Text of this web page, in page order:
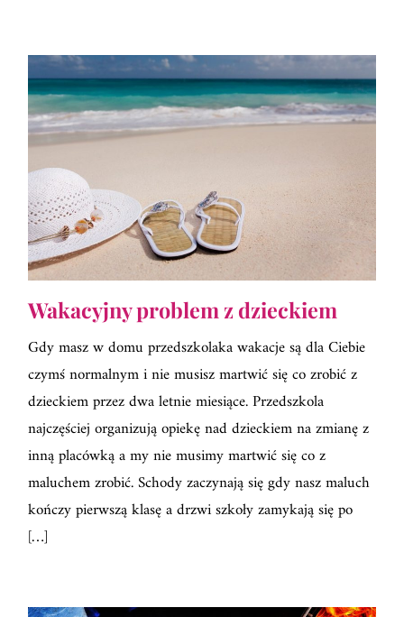
Wakacyjny problem z dzieckiem
Gdy masz w domu przedszkolaka wakacje są dla Ciebie
czymś normalnym i nie musisz martwić się co zrobić z
dzieckiem przez dwa letnie miesiące. Przedszkola
najczęściej organizują opiekę nad dzieckiem na zmianę z
inną placówką a my nie musimy martwić się co z
maluchem zrobić. Schody zaczynają się gdy nasz maluch
kończy pierwszą klasę a drzwi szkoły zamykają się po
[…]